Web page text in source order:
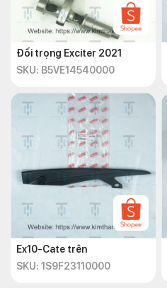
Đối trọng Exciter 2021
SKU: B5VE14540000
Ex10-Cate trên
SKU: 1S9F23110000